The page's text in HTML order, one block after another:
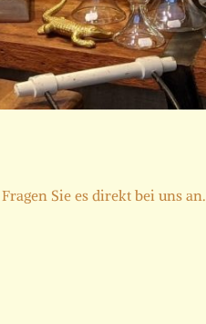
Sie es direkt bei uns an.